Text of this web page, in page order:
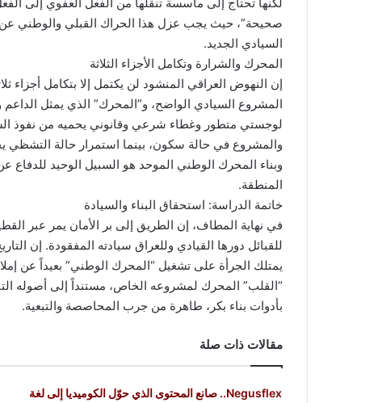
صحيحة”، حيث يجب عزل هذا الحراك القبلي والوطني عن
السيادي الجديد.
​المحرك والشرارة وتكامل الأجزاء الثلاثة
​إن النهوض العراقي المنشود لن يكتمل إلا بتكامل أجزاء
المشروع السيادي الواضح، و”المحرك” الذي يمثل
لوجستي متطور وغطاء شرعي وقانوني يحميه من نفوذ
والمشروع في حالة سكون، بينما استمرار حالة التشظي
وبناء المحرك الوطني الموحد هو السبيل الوحيد
المنطقة.
​خاتمة الدراسة: استحقاق البناء والسيادة
​في نهاية المطاف، إن الطريق إلى بر الأمان يمر عبر
للقبائل دورها القيادي وللعراق سيادته المفقودة. إن
يمتلك الجرأة على تشغيل “المحرك الوطني” بعيداً عن
“القلب” المحرك لمشروعه الخاص، مستنداً إلى أصوله
بأدوات بناء بكر، طاهرة من جرب المحاصصة والتبعية.
مقالات ذات صلة
Negusflex.. صانع المحتوى الذي حوّل الكوميديا إلى لغة